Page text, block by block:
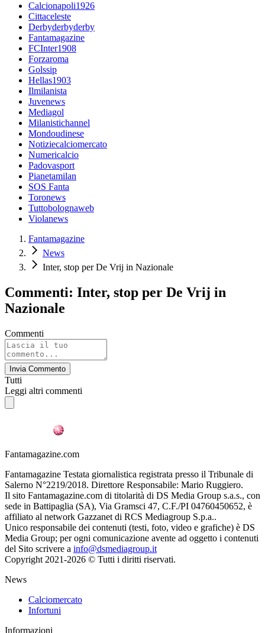
Calcionapoli1926
Cittaceleste
Derbyderbyderby
Fantamagazine
FCInter1908
Forzaroma
Golssip
Hellas1903
Ilmilanista
Juvenews
Mediagol
Milanistichannel
Mondoudinese
Notiziecalciomercato
Numericalcio
Padovasport
Pianetamilan
SOS Fanta
Toronews
Tuttobolognaweb
Violanews
Fantamagazine
News
Inter, stop per De Vrij in Nazionale
Commenti: Inter, stop per De Vrij in
Nazionale
Commenti
Invia Commento
Tutti
Leggi altri commenti
Fantamagazine.com
Fantamagazine Testata giornalistica registrata presso il Tribunale di
Salerno N°2219/2018. Direttore Responsabile: Mario Ruggiero.
Il sito Fantamagazine.com di titolarità di DS Media Group s.a.s., con
sede in Battipaglia (SA), Via Gramsci 47, C.F./PI 04760450652, è
affiliato al network Gazzanet di RCS Mediagroup S.p.a..
Unico responsabile dei contenuti (testi, foto, video e grafiche) è DS
Media Group; per ogni comunicazione avente ad oggetto i contenuti
del Sito scrivere a info@dsmediagroup.it
Copyright 2021-2026 © Tutti i diritti riservati.
News
Calciomercato
Infortuni
Informazioni